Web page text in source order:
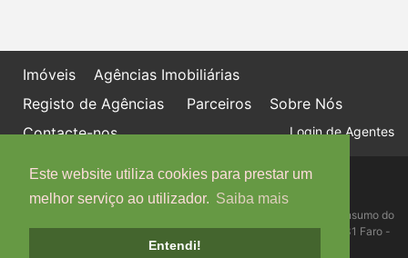
Este website utiliza cookies para prestar um
melhor serviço ao utilizador. Saiba mais
Entendi!
Imóveis
Agências Imobiliárias
Registo de Agências
Parceiros
Sobre Nós
Contacte-nos
Login de Agentes
Política de proteção de dados
Livro de Reclamações online
Centro de Informação, Mediação e Arbitragem de Conflitos de Consumo do
Algarve - Edifício Ninho de Empresas, Estrada da Penha, 8005-131 Faro -
Telefone: 289 823 135 cimaal@mail.telepac.pt